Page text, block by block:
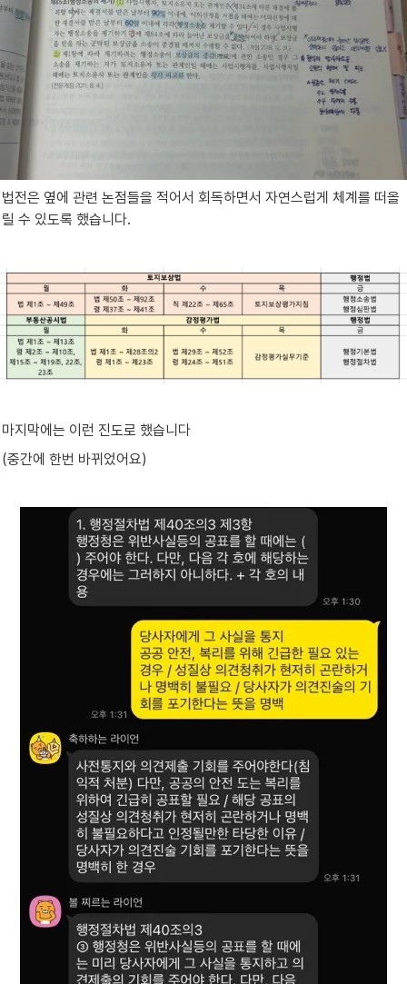
법전은 옆에 관련 논점들을 적어서 회독하면서 자연스럽게 체계를 떠올
릴 수 있도록 했습니다.
마지막에는 이런 진도로 했습니다
(중간에 한번 바뀌었어요)